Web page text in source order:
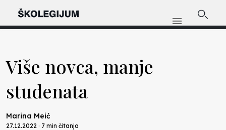
Više novca, manje
studenata
Marina Meić
27.12.2022 · 7 min čitanja